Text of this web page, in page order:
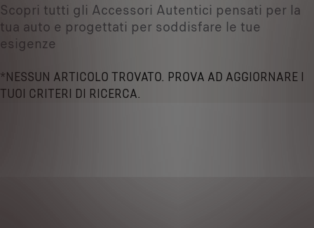
Scopri tutti gli Accessori Autentici pensati per la
tua auto e progettati per soddisfare le tue
esigenze
*NESSUN ARTICOLO TROVATO. PROVA AD AGGIORNARE I
TUOI CRITERI DI RICERCA.